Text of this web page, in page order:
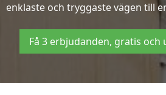
enklaste och tryggaste vägen till
Få 3 erbjudanden, gratis